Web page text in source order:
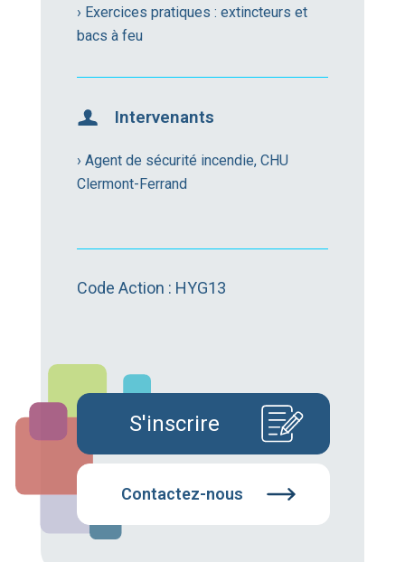
› Exercices pratiques : extincteurs et
bacs à feu
Intervenants
› Agent de sécurité incendie, CHU
Clermont-Ferrand
Code Action : HYG13
S'inscrire
Contactez-nous